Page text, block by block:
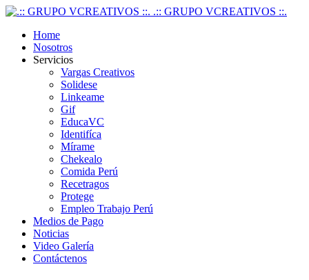
.:: GRUPO VCREATIVOS ::.
Home
Nosotros
Servicios
Vargas Creativos
Solidese
Linkeame
Gif
EducaVC
Identifíca
Mírame
Chekealo
Comida Perú
Recetragos
Protege
Empleo Trabajo Perú
Medios de Pago
Noticias
Video Galería
Contáctenos